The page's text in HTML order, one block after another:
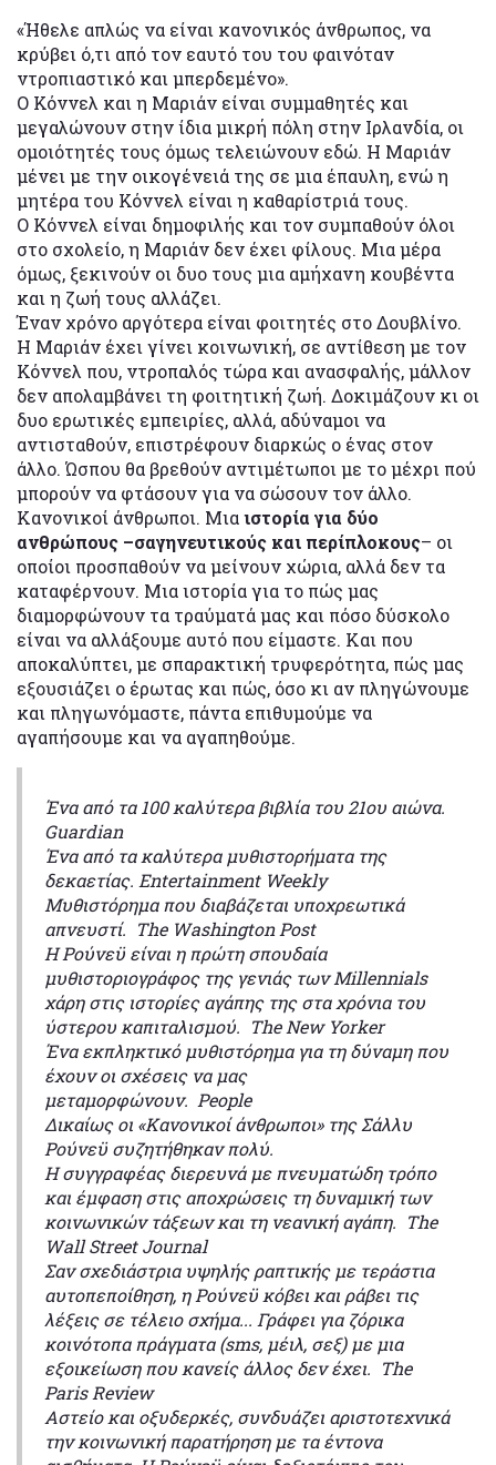
«Ήθελε απλώς να είναι κανονικός άνθρωπος, να
κρύβει ό,τι από τον εαυτό του του φαινόταν
ντροπιαστικό και μπερδεμένο».
Ο Κόννελ και η Μαριάν είναι συμμαθητές και
μεγαλώνουν στην ίδια μικρή πόλη στην Ιρλανδία, οι
ομοιότητές τους όμως τελειώνουν εδώ. Η Μαριάν
μένει με την οικογένειά της σε μια έπαυλη, ενώ η
μητέρα του Κόννελ είναι η καθαρίστριά τους.
O Κόννελ είναι δημοφιλής και τον συμπαθούν όλοι
στο σχολείο, η Μαριάν δεν έχει φίλους. Μια μέρα
όμως, ξεκινούν οι δυο τους μια αμήχανη κουβέντα
και η ζωή τους αλλάζει.
Έναν χρόνο αργότερα είναι φοιτητές στο Δουβλίνο.
Η Μαριάν έχει γίνει κοινωνική, σε αντίθεση με τον
Κόννελ που, ντροπαλός τώρα και ανασφαλής, μάλλον
δεν απολαμβάνει τη φοιτητική ζωή. Δοκιμάζουν κι οι
δυο ερωτικές εμπειρίες, αλλά, αδύναμοι να
αντισταθούν, επιστρέφουν διαρκώς ο ένας στον
άλλο. Ώσπου θα βρεθούν αντιμέτωποι με το μέχρι πού
μπορούν να φτάσουν για να σώσουν τον άλλο.
Κανονικοί άνθρωποι. Μιαιστορία για δύο
ανθρώπους –σαγηνευτικούς και περίπλοκους– οι
οποίοι προσπαθούν να μείνουν χώρια, αλλά δεν τα
καταφέρνουν. Μια ιστορία για το πώς μας
διαμορφώνουν τα τραύματά μας και πόσο δύσκολο
είναι να αλλάξουμε αυτό που είμαστε. Και που
αποκαλύπτει, με σπαρακτική τρυφερότητα, πώς μας
εξουσιάζει ο έρωτας και πώς, όσο κι αν πληγώνουμε
και πληγωνόμαστε, πάντα επιθυμούμε να
αγαπήσουμε και να αγαπηθούμε.
Ένα από τα 100 καλύτερα βιβλία του 21ου αιώνα.
Guardian
Ένα από τα καλύτερα μυθιστορήματα της
δεκαετίας. Entertainment Weekly
Mυθιστόρημα που διαβάζεται υποχρεωτικά
απνευστί. The Washington Post
Η Ρούνεϋ είναι η πρώτη σπουδαία
μυθιστοριογράφος της γενιάς των Millennials
χάρη στις ιστορίες αγάπης της στα χρόνια του
ύστερου καπιταλισμού. The New Yorker
Ένα εκπληκτικό μυθιστόρημα για τη δύναμη που
έχουν οι σχέσεις να μας
μεταμορφώνουν. People
Δικαίως οι «Κανονικοί άνθρωποι» της Σάλλυ
Ρούνεϋ συζητήθηκαν πολύ.
Η συγγραφέας διερευνά με πνευματώδη τρόπο
και έμφαση στις αποχρώσεις τη δυναμική των
κοινωνικών τάξεων και τη νεανική αγάπη. The
Wall Street Journal
Σαν σχεδιάστρια υψηλής ραπτικής με τεράστια
αυτοπεποίθηση, η Ρούνεϋ κόβει και ράβει τις
λέξεις σε τέλειο σχήμα... Γράφει για ζόρικα
κοινότοπα πράγματα (sms, μέιλ, σεξ) με μια
εξοικείωση που κανείς άλλος δεν έχει. The
Paris Review
Αστείο και οξυδερκές, συνδυάζει αριστοτεχνικά
την κοινωνική παρατήρηση με τα έντονα